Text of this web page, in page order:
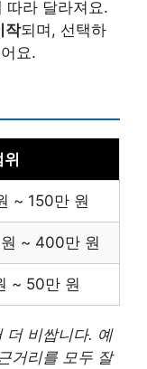
따라 달라져요.
작되며, 선택하
요.
위
~ 150만 원
~ 400만 원
~ 50만 원
더 비쌉니다. 예
거리를 모두 잘